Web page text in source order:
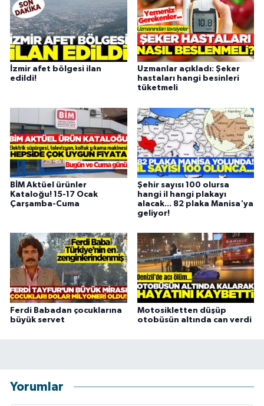
İzmir afet bölgesi ilan
edildi!
Uzmanlar açıkladı: Şeker
hastaları hangi besinleri
tüketmeli
BİM Aktüel ürünler
Kataloğu! 15-17 Ocak
Çarşamba-Cuma
Şehir sayısı 100 olursa
hangi il hangi plakayı
alacak... 82 plaka Manisa'ya
geliyor!
Ferdi Babadan çocuklarına
büyük servet
Motosikletten düşüp
otobüsün altında can verdi
Yorumlar